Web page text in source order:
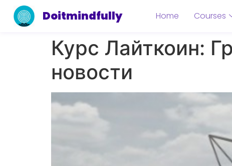
Doitmindfully Home Courses
Курс Лайткоин:
новости